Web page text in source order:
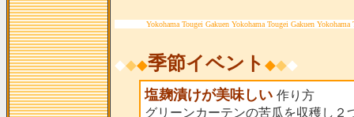
Yokohama Tougei Gakuen Yokohama Tougei Gakuen
◆◆◆季節イベント ◆◆◆
塩麹漬けが美味しい 作り方
グリーンカーテンの苦瓜を収穫し